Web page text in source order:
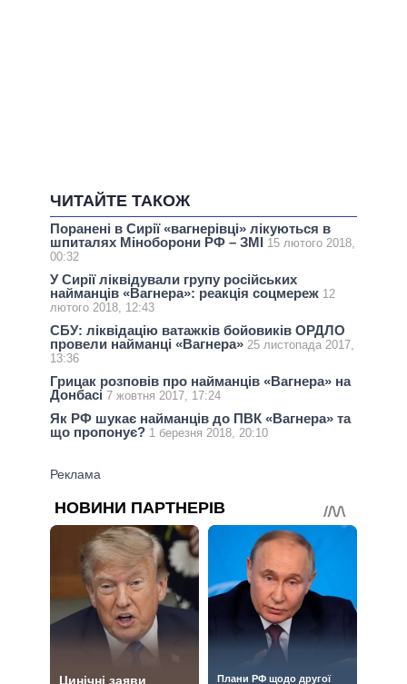
ЧИТАЙТЕ ТАКОЖ
Поранені в Сирії «вагнерівці» лікуються в
шпиталях Міноборони РФ – ЗМІ 15 лютого 2018,
00:32
У Сирії ліквідували групу російських
найманців «Вагнера»: реакція соцмереж 12
лютого 2018, 12:43
СБУ: ліквідацію ватажків бойовиків ОРДЛО
провели найманці «Вагнера» 25 листопада 2017,
13:36
Грицак розповів про найманців «Вагнера» на
Донбасі 7 жовтня 2017, 17:24
Як РФ шукає найманців до ПВК «Вагнера» та
що пропонує? 1 березня 2018, 20:10